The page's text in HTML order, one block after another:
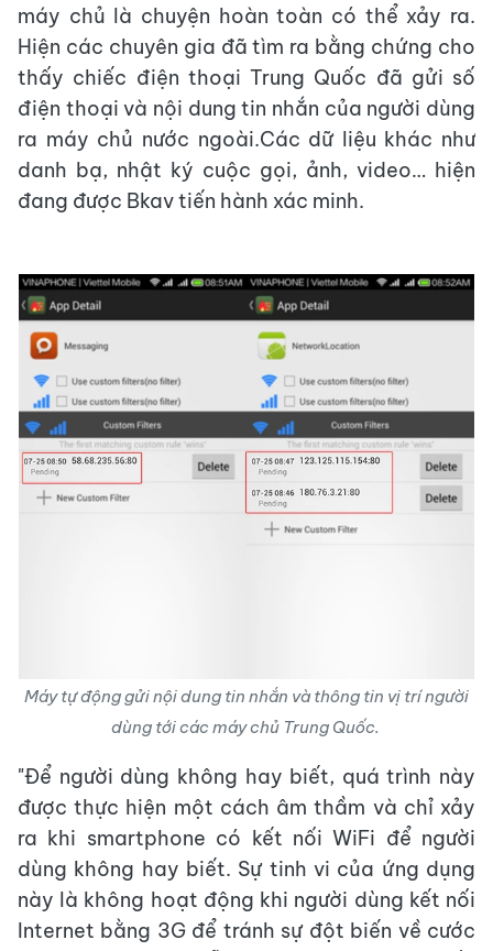
máy chủ là chuyện hoàn toàn có thể xảy ra.
Hiện các chuyên gia đã tìm ra bằng chứng cho
thấy chiếc điện thoại Trung Quốc đã gửi số
điện thoại và nội dung tin nhắn của người dùng
ra máy chủ nước ngoài.Các dữ liệu khác như
danh bạ, nhật ký cuộc gọi, ảnh, video… hiện
đang được Bkav tiến hành xác minh.
Máy tự động gửi nội dung tin nhắn và thông tin vị trí người
dùng tới các máy chủ Trung Quốc.
"Để người dùng không hay biết, quá trình này
được thực hiện một cách âm thầm và chỉ xảy
ra khi smartphone có kết nối WiFi để người
dùng không hay biết. Sự tinh vi của ứng dụng
này là không hoạt động khi người dùng kết nối
Internet bằng 3G để tránh sự đột biến về cước